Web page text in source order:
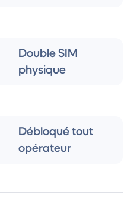
Double SIM
physique
Débloqué tout
opérateur